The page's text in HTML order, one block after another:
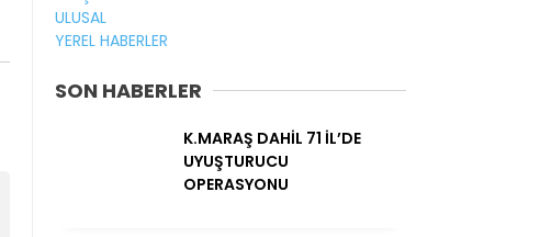
ULUSAL
YEREL HABERLER
SON HABERLER
K.MARAŞ DAHİL 71 İL’DE
UYUŞTURUCU
OPERASYONU